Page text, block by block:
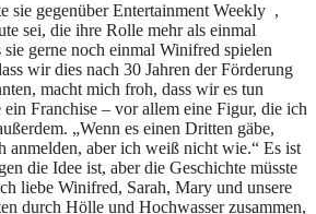
sie gegenüber Entertainment Weekly ,
sei, die ihre Rolle mehr als einmal
sie gerne noch einmal Winifred spielen
wir dies nach 30 Jahren der Förderung
macht mich froh, dass wir es tun
Franchise – vor allem eine Figur, die ich
„Wenn es einen Dritten gäbe,
anmelden, aber ich weiß nicht wie.“ Es ist
die Idee ist, aber die Geschichte müsste
liebe Winifred, Sarah, Mary und unsere
durch Hölle und Hochwasser zusammen,